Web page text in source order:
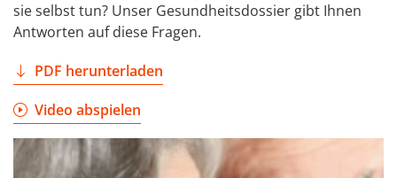
sie selbst tun? Unser Gesundheitsdossier gibt Ihnen
Antworten auf diese Fragen.
PDF herunterladen
Video abspielen